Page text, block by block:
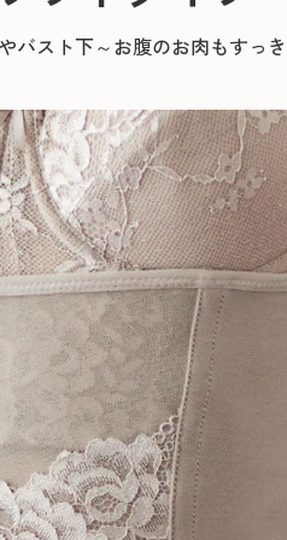
バスト下～お腹のお肉もすっ